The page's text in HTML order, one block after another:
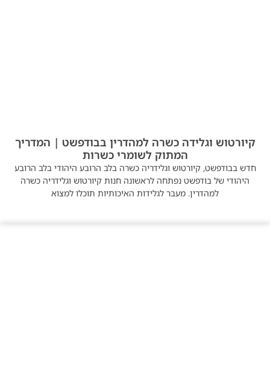
קיורטוש וגלידה כשרה למהדרין בבודפשט | המדריך
המתוק לשומרי כשרות
חדש בבודפשט, קיורטוש וגלידריה כשרה בלב הרובע היהודי בלב הרובע
היהודי של בודפשט נפתחה לראשונה חנות קיורטוש וגלידריה כשרה
למהדרין. מעבר לגלידות האיכותיות תוכלו למצוא